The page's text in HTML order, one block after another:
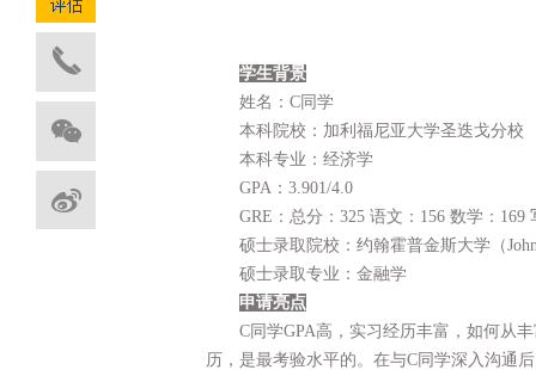
学生背景
姓名：C同学
本科院校：加利福尼亚大学圣迭戈分校
本科专业：经济学
GPA：3.901/4.0
GRE：总分：325 语文：156 数学：169
硕士录取院校：约翰霍普金斯大学（
硕士录取专业：金融学
申请亮点
C同学GPA高，实习经历丰富，如何从
历，是最考验水平的。在与C同学深入沟通